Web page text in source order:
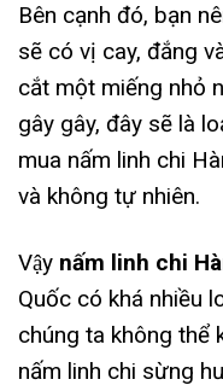
Bên cạnh đó, bạn
sẽ có vị cay, đắng
cắt một miếng nhỏ
gây gây, đây sẽ là
mua nấm linh chi
và không tự nhiên.
Vậy nấm linh chi
Quốc có khá nhiều
chúng ta không thể
nấm linh chi sừng